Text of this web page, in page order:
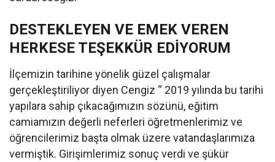
DESTEKLEYEN VE EMEK VEREN
HERKESE TEŞEKKÜR EDİYORUM
İlçemizin tarihine yönelik güzel çalışmalar
gerçekleştiriliyor diyen Cengiz “ 2019 yılında bu tarihi
yapılara sahip çıkacağımızın sözünü, eğitim
camiamızın değerli neferleri öğretmenlerimiz ve
öğrencilerimiz başta olmak üzere vatandaşlarımıza
vermiştik. Girişimlerimiz sonuç verdi ve şükür